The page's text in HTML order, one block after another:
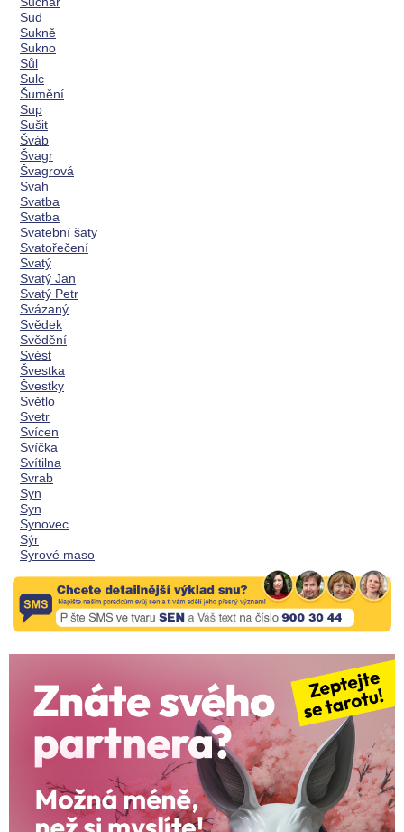
Sud
Sukně
Sukno
Sůl
Sulc
Šumění
Sup
Sušit
Šváb
Švagr
Švagrová
Svah
Svatba
Svatba
Svatební šaty
Svatořečení
Svatý
Svatý Jan
Svatý Petr
Svázaný
Svědek
Svědění
Svést
Švestka
Švestky
Světlo
Svetr
Svícen
Svíčka
Svítilna
Svrab
Syn
Syn
Synovec
Sýr
Syrové maso